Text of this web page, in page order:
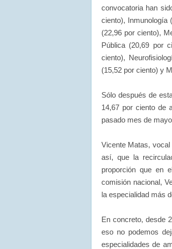
convocatoria han
ciento), Inmunología
(22,96 por ciento),
Pública (20,69 por
ciento),
(15,52 por ciento) y
Sólo después de
14,67 por ciento de
pasado mes de
Vicente Matas,
así, que la
proporción que en
comisión nacional,
la especialidad más
En concreto, desde
eso no podemos
especialidades de